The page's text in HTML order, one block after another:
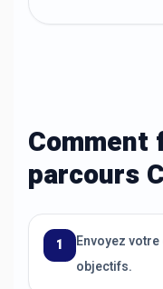
Comment
parcours
1
Envoyez
objectifs.